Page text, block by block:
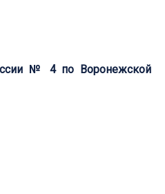
№ 4 по Воронежской